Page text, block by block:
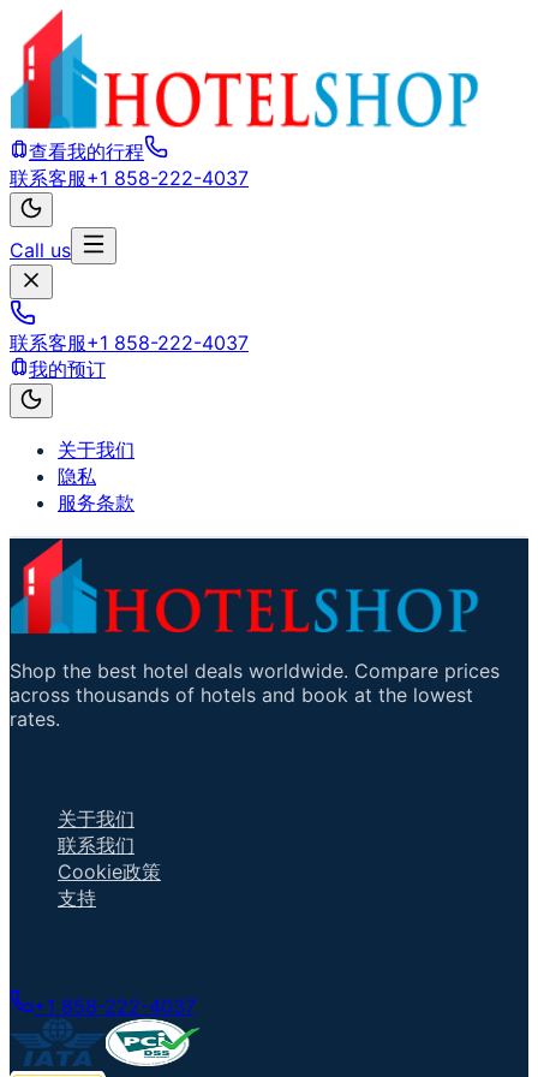
查看我的行程
联系客服+1 858-222-4037
Call us
联系客服+1 858-222-4037
我的预订
关于我们
隐私
服务条款
Shop the best hotel deals worldwide. Compare prices
across thousands of hotels and book at the lowest
rates.
关于我们
联系我们
Cookie政策
支持
+1 858-222-4037